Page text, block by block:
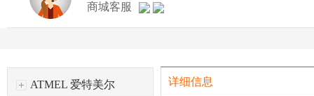
商城客服
ATMEL 爱特美尔 详细信息